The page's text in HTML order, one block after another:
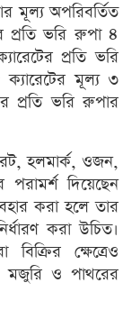
মূল্য অপরিবর্তিত
প্রতি ভরি রুপা ৪
প্রতি ভরি
মূল্য ৩
প্রতি ভরি রুপার
হলমার্ক, ওজন,
দিয়েছেন
করা হলে তার
করা উচিত।
ক্ষেত্রেও
মজুরি ও পাথরের